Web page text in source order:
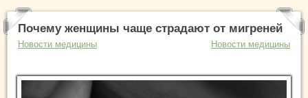
Почему женщины чаще страдают от мигреней
Новости медицины Новости медицины